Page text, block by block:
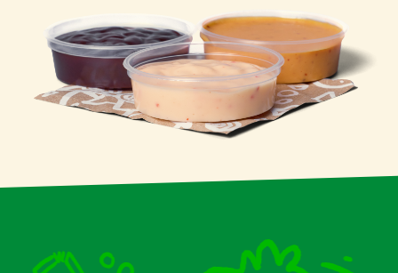
blog
biuro prasowe
catering
o nas
Pobierz PasiAppkę!